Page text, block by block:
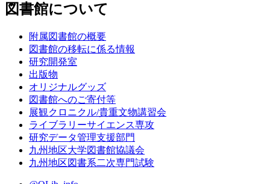
図書館について
附属図書館の概要
図書館の移転に係る情報
研究開発室
出版物
オリジナルグッズ
図書館へのご寄付等
展観クロニクル/貴重文物講習会
ライブラリーサイエンス専攻
研究データ管理支援部門
九州地区大学図書館協議会
九州地区図書系二次専門試験